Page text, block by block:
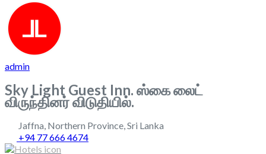
admin
Sky Light Guest Inn. ஸ்கை லைட்
விருந்தினர் விடுதியில்.
Jaffna Northern Province Sri Lanka
+94 77 666 4674